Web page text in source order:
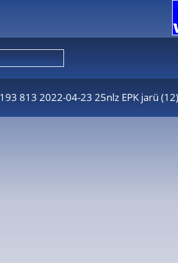
813 2022-04-23 25nlz EPK jarü (12)